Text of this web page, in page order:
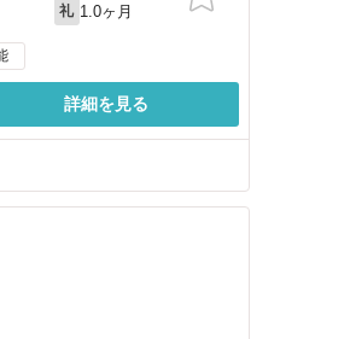
礼 1.0ヶ月
詳細を見る